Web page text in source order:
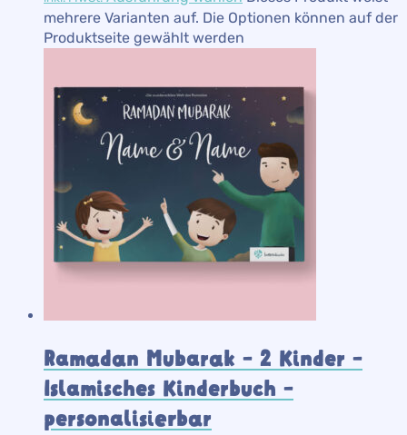
mehrere Varianten auf. Die Optionen können auf der
Produktseite gewählt werden
Ramadan Mubarak – 2 Kinder –
Islamisches Kinderbuch –
personalisierbar